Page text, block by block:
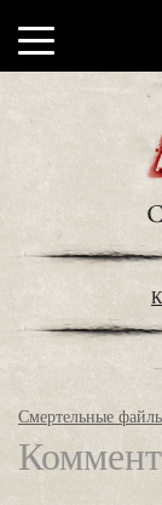
Смертельные